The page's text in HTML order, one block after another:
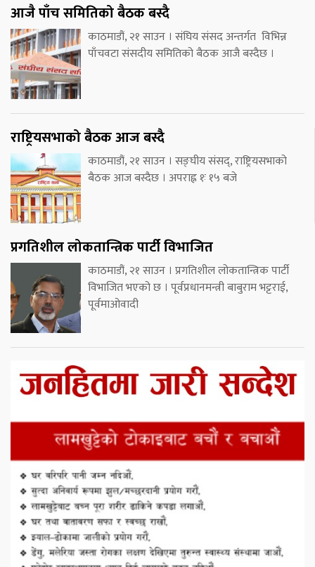
आजै पाँच समितिको बैठक बस्दै
काठमाडौं, २१ साउन । संघिय संसद अन्तर्गत विभिन्न
पाँचवटा संसदीय समितिको बैठक आजै बस्दैछ ।
राष्ट्रियसभाको बैठक आज बस्दै
काठमाडौं, २१ साउन । सङ्घीय संसद्, राष्ट्रियसभाको
बैठक आज बस्दैछ । अपराह्न १ः १५ बजे
प्रगतिशील लोकतान्त्रिक पार्टी विभाजित
काठमाडौं, २१ साउन । प्रगतिशील लोकतान्त्रिक पार्टी
विभाजित भएको छ । पूर्वप्रधानमन्त्री बाबुराम भट्टराई,
पूर्वमाओवादी